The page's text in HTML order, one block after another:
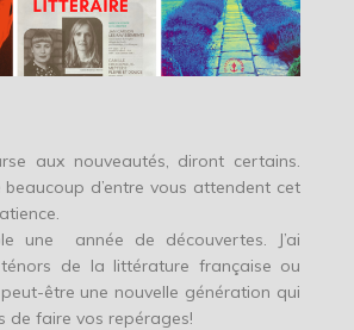
aux nouveautés, diront certains.
beaucoup d’entre vous attendent cet
une année de découvertes. J’ai
de la littérature française ou
être une nouvelle génération qui
de faire vos repérages!